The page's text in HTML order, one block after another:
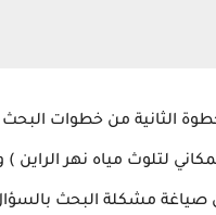
الثانية من خطوات
لتلوث مياه نهر الراين )
صياغة مشكلة البحث